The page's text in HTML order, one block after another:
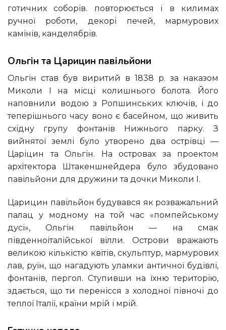
готичних соборів. повторюється і в килимах
ручної роботи, декорі печей, мармурових
камінів, канделябрів.
Ольгін та Царицин павільйони
Ольгін став був виритий в 1838 р. за наказом
Миколи I на місці колишнього болота. Його
наповнили водою з Ропшинських ключів, і до
теперішнього часу воно є басейном, що живить
східну групу фонтанів Нижнього парку. З
вийнятої землі було утворено два острівці —
Царіцин та Ольгін. На островах за проектом
архітектора Штакеншнейдера було збудовано
павільйони для дружини та дочки Миколи I.
Царицин павільйон будувався як розважальний
палац у модному на той час «помпейському
дусі», Ольгін павільйон — на смак
південноіталійської вілли. Острови вражають
великою кількістю квітів, скульптур, мармурових
лав, руїн, що нагадують уламки античної будівлі,
фонтанів, пергол. Ступивши на їхню територію,
здається, що ти перенісся з холодної півночі до
теплої Італії, країни мрій і мрій.